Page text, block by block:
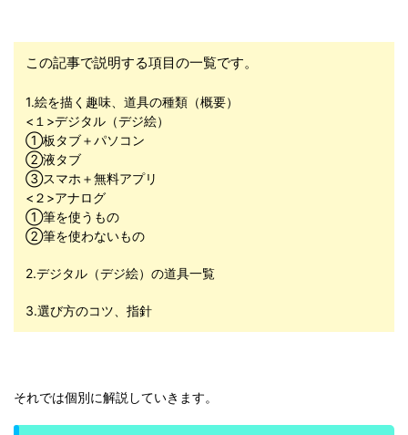
この記事で説明する項目の一覧です。
1.絵を描く趣味、道具の種類（概要）
<１>デジタル（デジ絵）
①板タブ＋パソコン
②液タブ
③スマホ＋無料アプリ
<２>アナログ
①筆を使うもの
②筆を使わないもの
2.デジタル（デジ絵）の道具一覧
3.選び方のコツ、指針
それでは個別に解説していきます。